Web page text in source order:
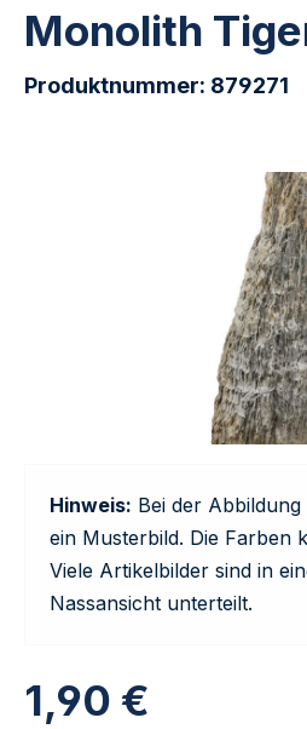
Monolith
Produktnummer: 879271
Hinweis: Bei der
ein Musterbild. Die Farben
Viele Artikelbilder sind in
Nassansicht unterteilt.
1,90 €